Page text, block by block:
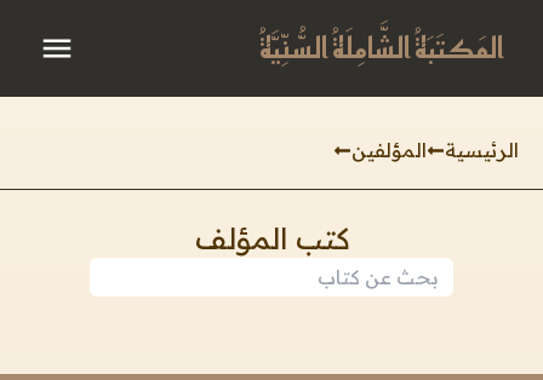
المَكتَبَةُ الشَّامِلَةُ السُّنِّيَّةُ
الرئيسية المؤلفين
كتب المؤلف